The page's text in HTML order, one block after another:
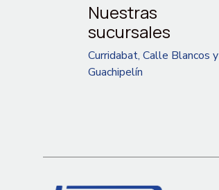
Nuestras
sucursales
Curridabat, Calle Blancos y
Guachipelín